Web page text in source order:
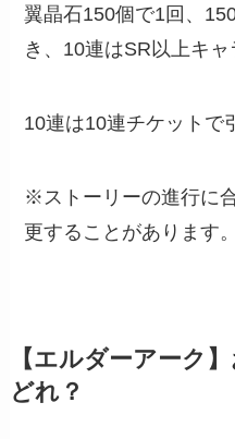
翼晶石150個で1回、
き、10連はSR以上キャ
10連は10連チケットで
※ストーリーの進行に
更することがあります。
【エルダーアーク
どれ？